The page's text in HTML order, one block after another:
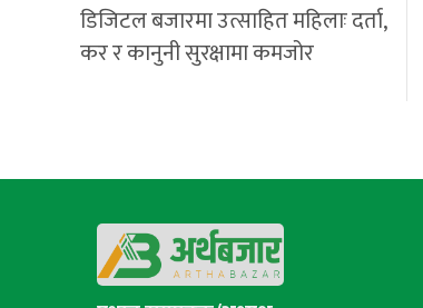
डिजिटल बजारमा उत्साहित महिलाः दर्ता,
कर र कानुनी सुरक्षामा कमजोर